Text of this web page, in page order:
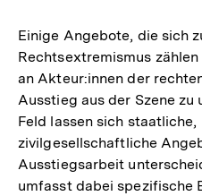
Einige Angebote, die sich
Rechtsextremismus
an Akteur:innen der
Ausstieg aus der Szene zu
Feld lassen sich
zivilgesellschaftliche
Ausstiegsarbeit
umfasst dabei spezifische